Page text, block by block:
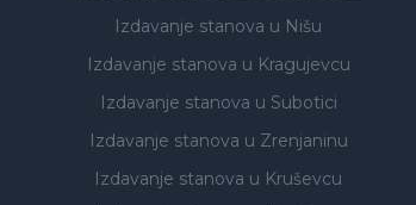
Izdavanje stanova u Nišu
Izdavanje stanova u Kragujevcu
Izdavanje stanova u Subotici
Izdavanje stanova u Zrenjaninu
Izdavanje stanova u Kruševcu